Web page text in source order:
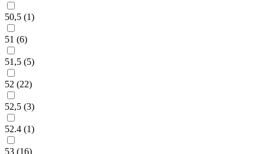
50,5 (1)
51 (6)
51,5 (5)
52 (22)
52,5 (3)
52.4 (1)
53 (16)